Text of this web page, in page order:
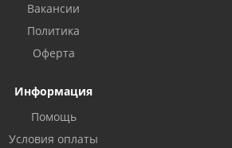
Вакансии
Политика
Оферта
Информация
Помощь
Условия оплаты